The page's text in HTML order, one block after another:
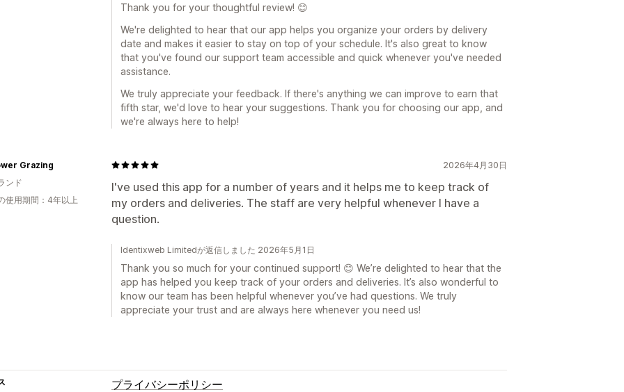
Thank you for your thoughtful review! 😊
We're delighted to hear that our app helps you organize your orders by delivery
date and makes it easier to stay on top of your schedule. It's also great to know
that you've found our support team accessible and quick whenever you've needed
assistance.
We truly appreciate your feedback. If there's anything we can improve to earn that
fifth star, we'd love to hear your suggestions. Thank you for choosing our app, and
we're always here to help!
2026年4月30日
I've used this app for a number of years and it helps me to keep track of
my orders and deliveries. The staff are very helpful whenever I have a
question.
Grazing
ンド
使用期間：4年以上
Identixweb Limitedが返信しました 2026年5月1日
Thank you so much for your continued support! 😊 We’re delighted to hear that the
app has helped you keep track of your orders and deliveries. It’s also wonderful to
know our team has been helpful whenever you’ve had questions. We truly
appreciate your trust and are always here whenever you need us!
プライバシーポリシー